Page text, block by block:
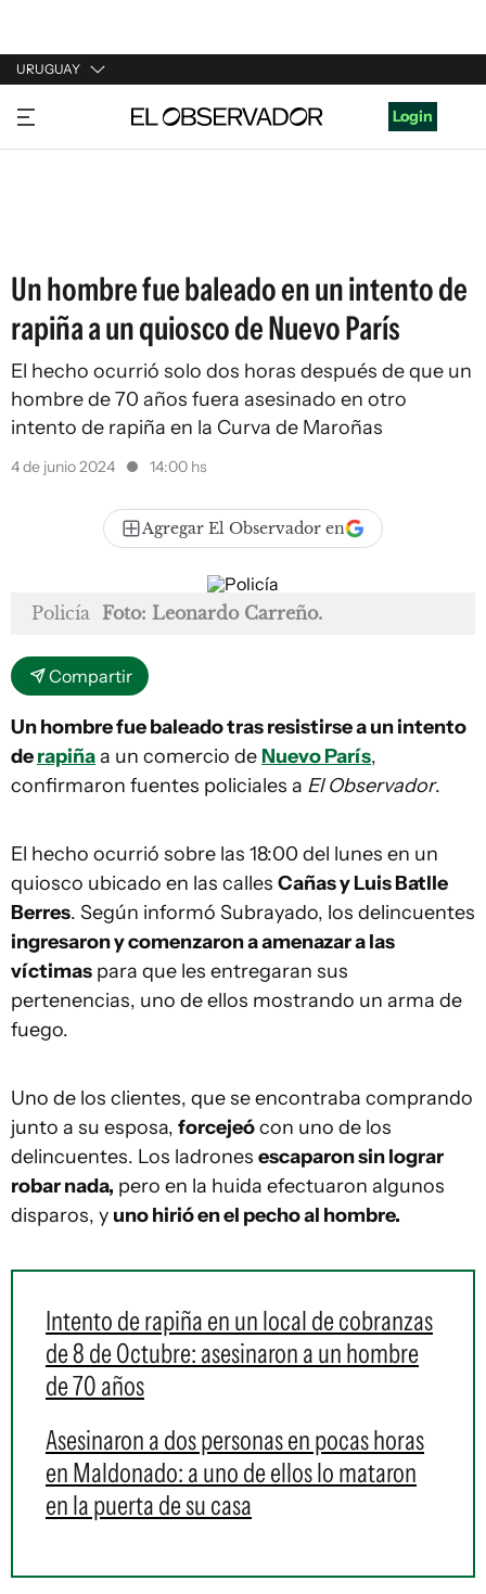
URUGUAY
URUGUAY
ARGENTINA
Login
Un hombre fue baleado en un intento de
rapiña a un quiosco de Nuevo París
El hecho ocurrió solo dos horas después de que un
hombre de 70 años fuera asesinado en otro
intento de rapiña en la Curva de Maroñas
4 de junio 2024 14:00 hs
Agregar El Observador en
Policía Foto: Leonardo Carreño.
Compartir
Un hombre fue baleado tras resistirse a un intento
derapiñaa un comercio deNuevo París,
confirmaron fuentes policiales a El Observador.
El hecho ocurrió sobre las 18:00 del lunes en un
quiosco ubicado en las calles Cañas y Luis Batlle
Berres. Según informó Subrayado, los delincuentes
ingresaron y comenzaron a amenazar a las
víctimas para que les entregaran sus
pertenencias, uno de ellos mostrando un arma de
fuego.
Uno de los clientes, que se encontraba comprando
junto a su esposa, forcejeócon uno de los
delincuentes. Los ladrones escaparon sin lograr
robar nada, pero en la huida efectuaron algunos
disparos, y uno hirió en el pecho al hombre.
Intento de rapiña en un local de cobranzas
de 8 de Octubre: asesinaron a un hombre
de 70 años
Asesinaron a dos personas en pocas horas
en Maldonado: a uno de ellos lo mataron
en la puerta de su casa